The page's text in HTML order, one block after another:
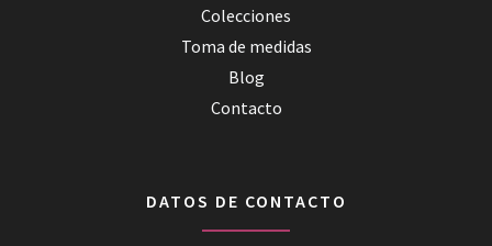
Colecciones
Toma de medidas
Blog
Contacto
DATOS DE CONTACTO